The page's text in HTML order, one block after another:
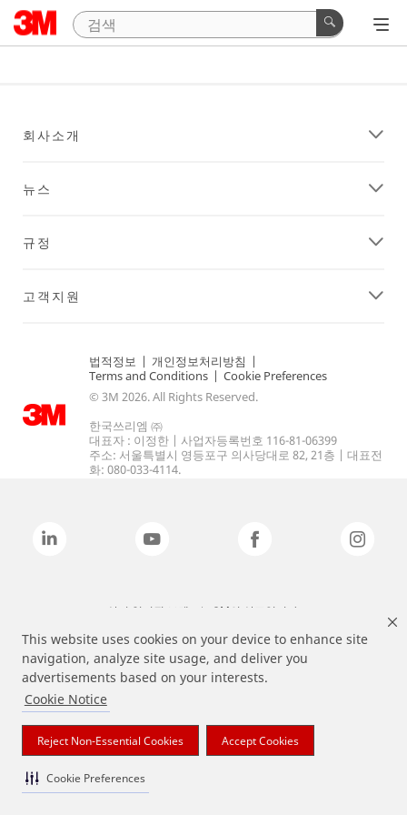
This website uses cookies on your device to enhance site
navigation, analyze site usage, and deliver you
advertisements based on your interests.
Cookie Notice
Reject Non-Essential Cookies Accept Cookies
Cookie Preferences
회사소개
뉴스
규정
고객지원
법적정보 | 개인정보처리방침 |
Terms and Conditions | Cookie Preferences
© 3M 2026. All Rights Reserved.
한국쓰리엠 ㈜
대표자 : 이정한 | 사업자등록번호 116-81-06399
주소: 서울특별시 영등포구 의사당대로 82, 21층 | 대표전
화: 080-033-4114.
상기 열거된 브랜드는 3M의 상표입니다.